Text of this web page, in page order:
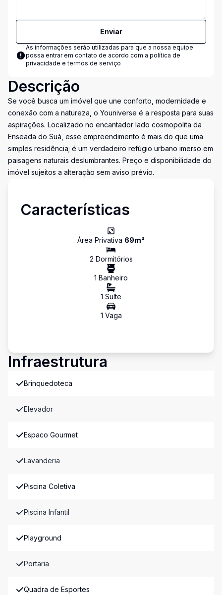
Enviar
As informações serão utilizadas para que a nossa equipe
possa entrar em contato de acordo com a política de
privacidade e termos de serviço
Descrição
Se você busca um imóvel que une conforto, modernidade e
conexão com a natureza, o Youniverse é a resposta para suas
aspirações. Localizado no encantador lado cosmopolita da
Enseada do Suá, esse empreendimento é mais do que uma
simples residência; é um verdadeiro refúgio urbano imerso em
paisagens naturais deslumbrantes. Preço e disponibilidade do
imóvel sujeitos a alteração sem aviso prévio.
Características
Área Privativa 69m²
2 Dormitórios
1 Banheiro
1 Suíte
1 Vaga
Infraestrutura
Brinquedoteca
Elevador
Espaco Gourmet
Lavanderia
Piscina Coletiva
Piscina Infantil
Playground
Portaria
Quadra de Esportes